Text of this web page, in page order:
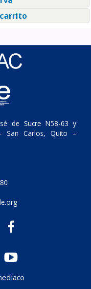
de Sucre N58-63 y
San Carlos, Quito –